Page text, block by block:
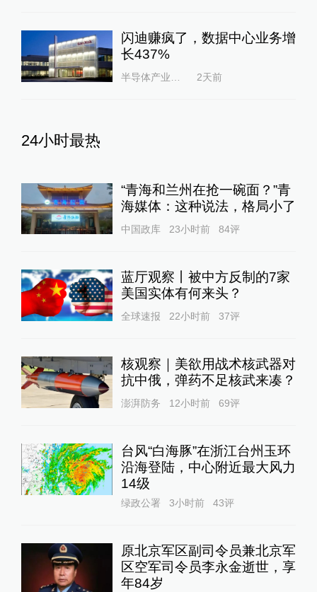
闪迪赚疯了，数据中心业务增
长437%
2天前
24小时最热
“青海和兰州在抢一碗面？”青
海媒体：这种说法，格局小了
中国政库 23小时前 84评
蓝厅观察丨被中方反制的7家
美国实体有何来头？
全球速报 22小时前 37评
核观察｜美欲用战术核武器对
抗中俄，弹药不足核武来凑？
澎湃防务 12小时前 69评
台风“白海豚”在浙江台州玉环
沿海登陆，中心附近最大风力
14级
绿政公署 3小时前 43评
原北京军区副司令员兼北京军
区空军司令员李永金逝世，享
年84岁